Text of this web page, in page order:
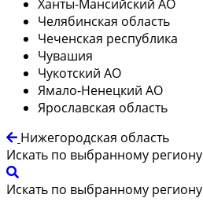
Ханты-Мансийский АО
Челябинская область
Чеченская республика
Чувашия
Чукотский АО
Ямало-Ненецкий АО
Ярославская область
Нижегородская область
Искать по выбранному региону
Искать по выбранному региону